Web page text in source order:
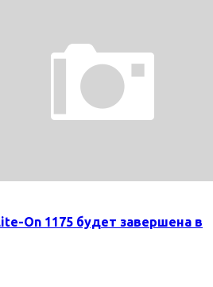
On 1175 будет завершена в